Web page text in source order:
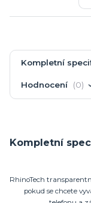
Kompletní
Hodnocení 0
Kompletní
RhinoTech
pokud se chcete